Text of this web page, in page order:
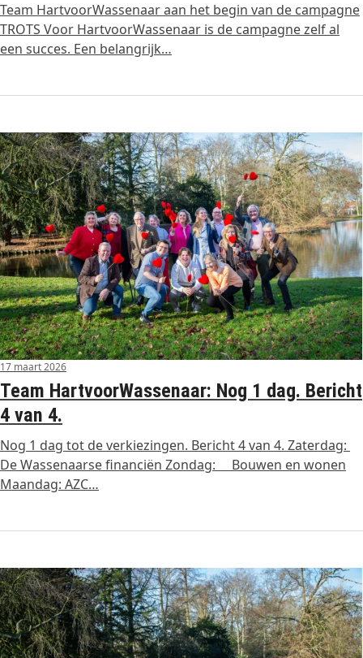
Team HartvoorWassenaar aan het begin van de campagne
TROTS Voor HartvoorWassenaar is de campagne zelf al
een succes. Een belangrijk…
17 maart 2026
Team HartvoorWassenaar: Nog 1 dag. Bericht
4 van 4.
Nog 1 dag tot de verkiezingen. Bericht 4 van 4. Zaterdag:
De Wassenaarse financiën Zondag: Bouwen en wonen
Maandag: AZC…